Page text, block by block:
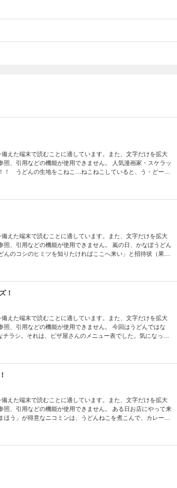
えた端末で読むことに適しています。また、文字だけを拡大
機能が使用できません。 人気漫画家・スケラッ
！ うどんの生地をこねこ…ねこねこしていると、う・どー
いナシのカクメン的読み物誕生！
えた端末で読むことに適しています。また、文字だけを拡大
機能が使用できません。 嵐の日、かなぼうどん
のコシのヒミツを知りたければここへ来い」と招待状（果た
は、ひとりじゃなかった！？ 面白さ＆かわいさ特盛！！ 絵
素もどどんと大増量！
！
えた端末で読むことに適しています。また、文字だけを拡大
の機能が使用できません。 今回はうどんではな
シ。それは、ピザ屋さんのメニュー表でした。気になった
おりだいさくせん」が今はじまる!? ハッピーでヤミーな大人
えた端末で読むことに適しています。また、文字だけを拡大
機能が使用できません。 ある日お店にやって来
う」が得意なニコミンは、うどんねこを煮こんで、カレーう
子に大人気のシリーズ第4弾!!